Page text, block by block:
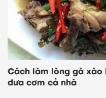
Cách làm lòng gà
đưa cơm cả nhà
nay để nhận
deal
Voucher
1
Săn Sales